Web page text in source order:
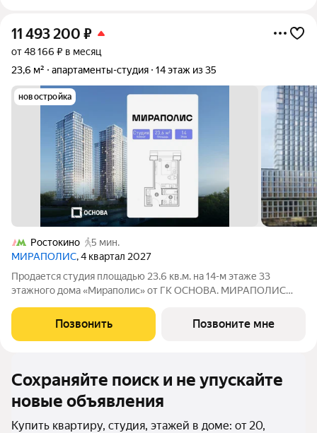
11 493 200 ₽
от 48 166 ₽ в месяц
23,6 м²
апартаменты-студия 14 этаж из 35
новостройка
Ростокино
5 мин.
МИРАПОЛИС, 4 квартал 2027
Продается студия площадью 23.6 кв.м. на 14-м этаже 33
этажного дома «Мираполис» от ГК ОСНОВА. МИРАПОЛИС
отдыха и жизни. Проект состоит из четырех башен с
авторскими стеклянными фасадами и
Позвонить Позвоните мне
Сохраняйте поиск и не упускайте
новые объявления
Купить квартиру, студия, этажей в доме: от 20,